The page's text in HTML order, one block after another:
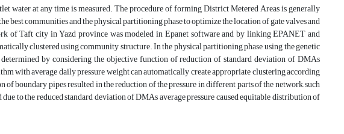
water at any time is measured. The procedure of forming District Metered Areas is generally
best communities and the physical partitioning phase to optimize the location of gate valves and
of Taft city in Yazd province was modeled in Epanet software and by linking EPANET and
clustered using community structure. In the physical partitioning phase, using the genetic
by considering the objective function of reduction of standard deviation of DMAs
with average daily pressure weight can automatically create appropriate clustering according
boundary pipes resulted in the reduction of the pressure in different parts of the network, such
to the reduced standard deviation of DMAs average pressure caused equitable distribution of